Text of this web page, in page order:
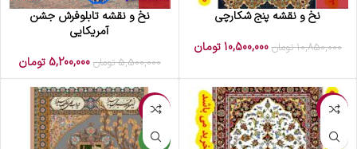
نخ و نقشه پنج شکارچی
10,850,000 تومان 10,500,000 تومان
نخ و نقشه تابلوفرش جشن
آمریکایی
5,500,000 تومان 5,200,000 تومان
-3%
-3%
جدید